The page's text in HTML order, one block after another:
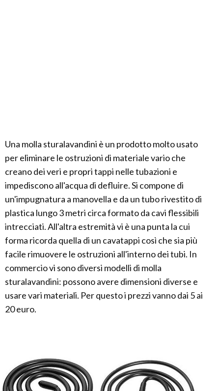
Una molla sturalavandini è un prodotto molto usato
per eliminare le ostruzioni di materiale vario che
creano dei veri e propri tappi nelle tubazioni e
impediscono all'acqua di defluire. Si compone di
un'impugnatura a manovella e da un tubo rivestito di
plastica lungo 3 metri circa formato da cavi flessibili
intrecciati. All'altra estremità vi è una punta la cui
forma ricorda quella di un cavatappi così che sia più
facile rimuovere le ostruzioni all'interno dei tubi. In
commercio vi sono diversi modelli di molla
sturalavandini: possono avere dimensioni diverse e
usare vari materiali. Per questo i prezzi vanno dai 5 ai
20 euro.